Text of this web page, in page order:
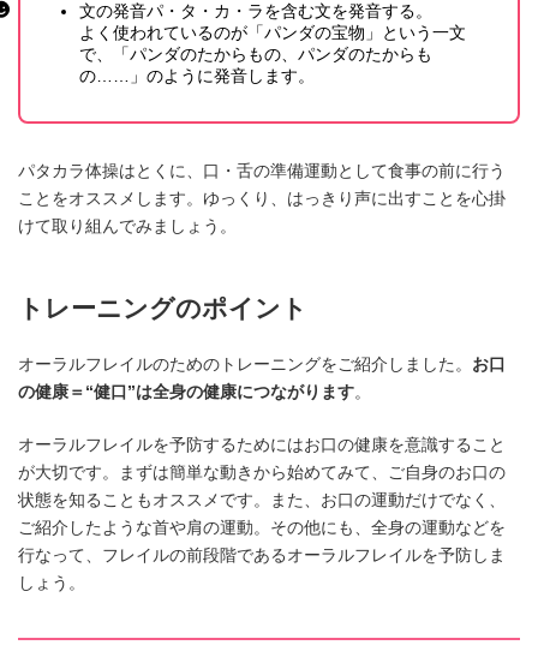
文の発音パ・タ・カ・ラを含む文を発音する。
よく使われているのが「パンダの宝物」という一文
で、「パンダのたからもの、パンダのたからも
の……」のように発音します。
パタカラ体操はとくに、口・舌の準備運動として食事の前に行う
ことをオススメします。ゆっくり、はっきり声に出すことを心掛
けて取り組んでみましょう。
トレーニングのポイント
オーラルフレイルのためのトレーニングをご紹介しました。 お口
の健康＝“健口”は全身の健康につながります。
オーラルフレイルを予防するためにはお口の健康を意識すること
が大切です。まずは簡単な動きから始めてみて、ご自身のお口の
状態を知ることもオススメです。また、お口の運動だけでなく、
ご紹介したような首や肩の運動。その他にも、全身の運動などを
行なって、フレイルの前段階であるオーラルフレイルを予防しま
しょう。